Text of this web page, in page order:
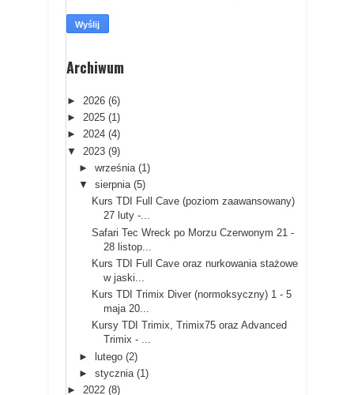
Archiwum
► 2026 (6)
► 2025 (1)
► 2024 (4)
▼
2023 (9)
►września (1)
▼
sierpnia (5)
Kurs TDI Full Cave (poziom zaawansowany)
27 luty -...
Safari Tec Wreck po Morzu Czerwonym 21 -
28 listop...
Kurs TDI Full Cave oraz nurkowania stażowe
w jaski...
Kurs TDI Trimix Diver (normoksyczny) 1 - 5
maja 20...
Kursy TDI Trimix, Trimix75 oraz Advanced
Trimix - ...
►lutego (2)
►stycznia (1)
► 2022 (8)